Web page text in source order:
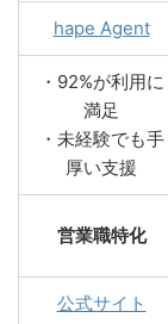
hape Agent
・92%が利用に
満足
・未経験でも手
厚い支援
営業職特化
公式サイト